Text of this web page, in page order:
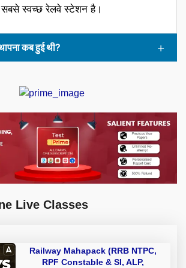
सबसे स्वच्छ रेलवे स्टेशन है।
कब हुई थी?
Live Classes
Railway Mahapack (RRB NTPC,
RPF Constable & SI, ALP,